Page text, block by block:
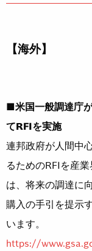
【海外】
■米国一般調達庁
てRFIを実施
連邦政府が人間中
るためのRFIを産
は、将来の調達に
購入の手引を提示
います。
https://